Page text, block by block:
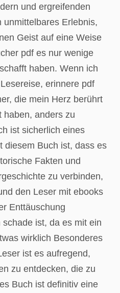
und ergreifenden
unmittelbares Erlebnis,
Geist auf eine Weise
pdf es nur wenige
haben. Wenn ich
erinnere pdf
die mein Herz berührt
haben, anders zu
ist sicherlich eines
diesem Buch ist, dass es
Fakten und
zu verbinden,
den Leser mit ebooks
Enttäuschung
ist, da es mit ein
wirklich Besonderes
ist es aufregend,
zu entdecken, die zu
Buch ist definitiv eine